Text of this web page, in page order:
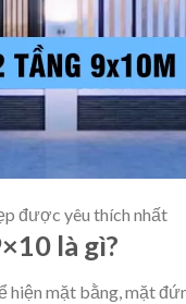
được yêu thích nhất
là gì?
hiện mặt bằng, mặt